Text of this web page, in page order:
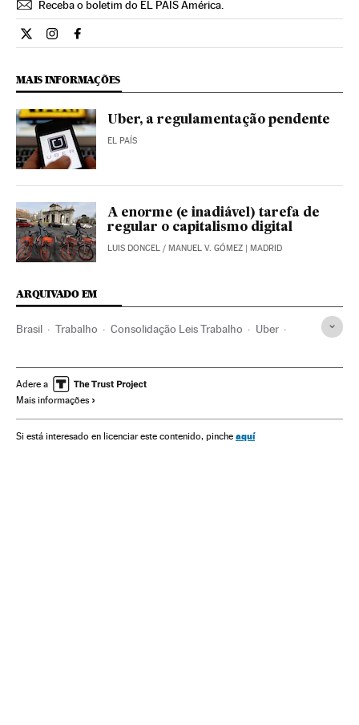
Receba o boletim do EL PAÍS América.
Economia El País Brasil en Twitter
Economia El País Brasil en Instagram
Economia El País Brasil en Facebook
MAIS INFORMAÇÕES
Uber, a regulamentação pendente
EL PAÍS
A enorme (e inadiável) tarefa de
regular o capitalismo digital
LUIS DONCEL / MANUEL V. GÓMEZ | MADRID
ARQUIVADO EM
Brasil Trabalho Consolidação Leis Trabalho Uber
Hábitos consumo Transporte
Adere a
Mais informações
Si está interesado en licenciar este contenido, pinche aquí